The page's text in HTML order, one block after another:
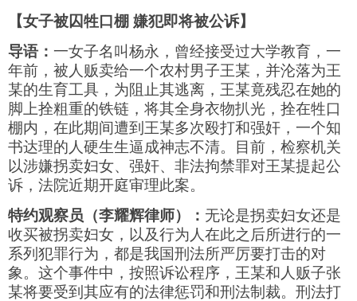
【女子被囚牲口棚 嫌犯即将被公诉】
导语： 一女子名叫杨永，曾经接受过大学教育，一
年前，被人贩卖给一个农村男子王某，并沦落为王
某的生育工具，为阻止其逃离，王某竟残忍在她的
脚上拴粗重的铁链，将其全身衣物扒光，拴在牲口
棚内，在此期间遭到王某多次殴打和强奸，一个知
书达理的人硬生生逼成神志不清。目前，检察机关
以涉嫌拐卖妇女、强奸、非法拘禁罪对王某提起公
诉，法院近期开庭审理此案。
特约观察员（李耀辉律师）： 无论是拐卖妇女还是
收买被拐卖妇女，以及行为人在此之后所进行的一
系列犯罪行为，都是我国刑法所严厉要打击的对
象。这个事件中，按照诉讼程序，王某和人贩子张
某将要受到其应有的法律惩罚和刑法制裁。刑法打